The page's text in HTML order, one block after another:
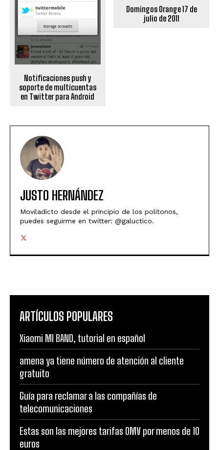
Notificaciones push y
soporte de multicuentas
en Twitter para Android
Domingos Orange 17 de
julio de 2011
JUSTO HERNÁNDEZ
Moviladicto desde el principio de los politonos,
puedes seguirme en twitter: @galuctico.
ARTÍCULOS POPULARES
Xiaomi MI BAND, tutorial en español
amena ya tiene número de atención al cliente
gratuito
Guía para reclamar a las compañías de
telecomunicaciones
Estas son las mejores tarifas OMV por menos de 10
euros